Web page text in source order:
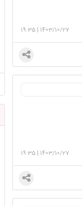
1403/10/27
|
19:35
1403/10/27
|
19:35